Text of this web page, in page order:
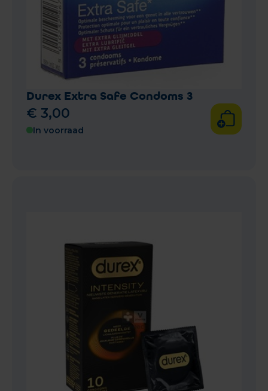
Durex Extra Safe Condoms 3
€ 3,00
In voorraad